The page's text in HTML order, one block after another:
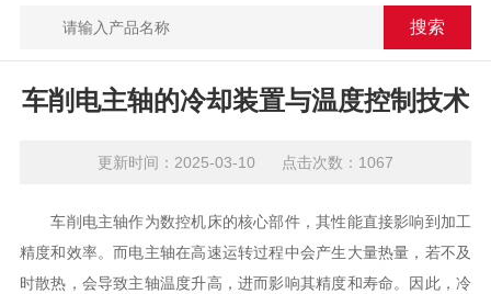
车削电主轴的冷却装置与温度控制技术
更新时间：2025-03-10 点击次数：1067
车削电主轴作为数控机床的核心部件，其性能直接影响到加工
精度和效率。而电主轴在高速运转过程中会产生大量热量，若不及
时散热，会导致主轴温度升高，进而影响其精度和寿命。因此，冷